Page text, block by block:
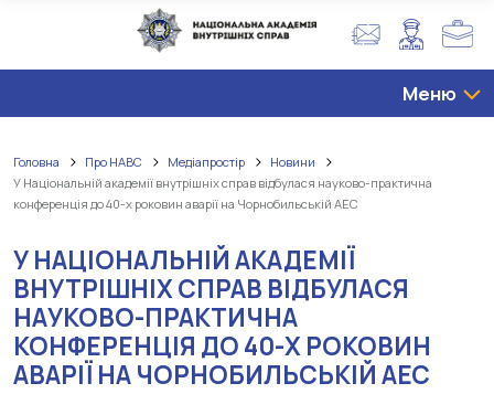
Меню
Головна Про НАВС Медіапростір
Новини
У Національній академії внутрішніх справ відбулася науково-практична
конференція до 40-х роковин аварії на Чорнобильській АЕС
У НАЦІОНАЛЬНІЙ АКАДЕМІЇ
ВНУТРІШНІХ СПРАВ ВІДБУЛАСЯ
НАУКОВО-ПРАКТИЧНА
КОНФЕРЕНЦІЯ ДО 40-Х РОКОВИН
АВАРІЇ НА ЧОРНОБИЛЬСЬКІЙ АЕС